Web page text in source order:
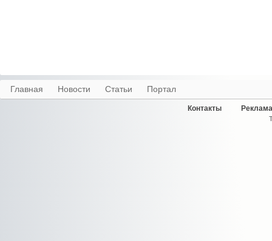
Главная Новости Статьи Портал
Контакты